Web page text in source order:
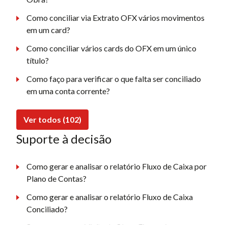
Como conciliar via Extrato OFX vários movimentos
em um card?
Como conciliar vários cards do OFX em um único
título?
Como faço para verificar o que falta ser conciliado
em uma conta corrente?
Ver todos (102)
Suporte à decisão
Como gerar e analisar o relatório Fluxo de Caixa por
Plano de Contas?
Como gerar e analisar o relatório Fluxo de Caixa
Conciliado?